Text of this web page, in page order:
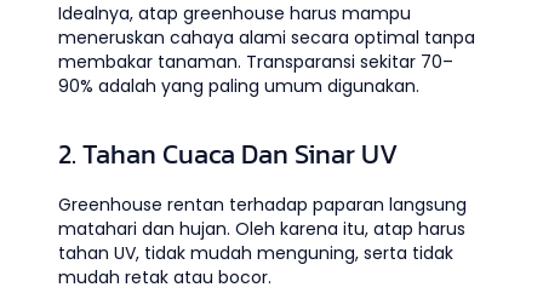
Idealnya, atap greenhouse harus mampu
meneruskan cahaya alami secara optimal tanpa
membakar tanaman. Transparansi sekitar 70–
90% adalah yang paling umum digunakan.
2. Tahan Cuaca Dan Sinar UV
Greenhouse rentan terhadap paparan langsung
matahari dan hujan. Oleh karena itu, atap harus
tahan UV, tidak mudah menguning, serta tidak
mudah retak atau bocor.